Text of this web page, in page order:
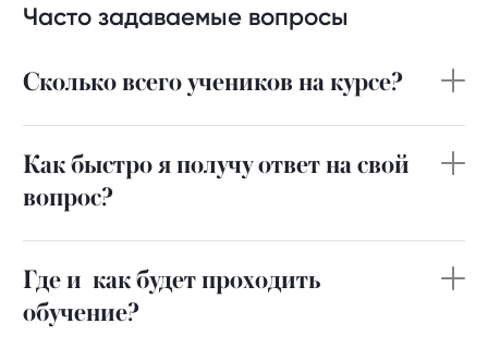
Часто задаваемые вопросы
Сколько всего учеников на курсе?
Как быстро я получу ответ на свой
вопрос?
Где и как будет проходить
обучение?